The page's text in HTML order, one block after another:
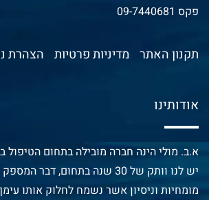
פקס 09-7440681
תקנון האתר מדיניות פרטיות הצהרת
אודותינו
א.ב. מולי הינה חברה מובילה בתחום הטיפול
יש לנו וותק של 30 שנה בתחום, דבר המספק לנו
מומחיות וניסיון אשר נשמח לחלוק אותו